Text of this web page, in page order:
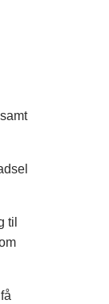
til